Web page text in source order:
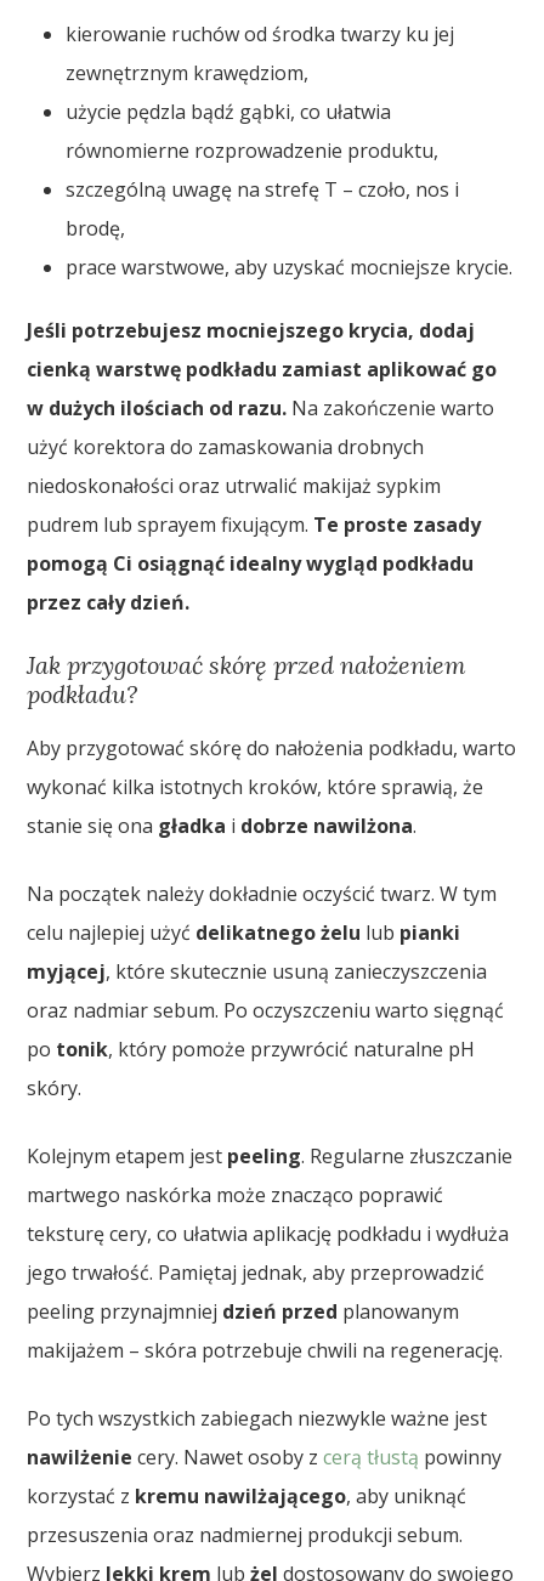
kierowanie ruchów od środka twarzy ku jej
zewnętrznym krawędziom,
użycie pędzla bądź gąbki, co ułatwia
równomierne rozprowadzenie produktu,
szczególną uwagę na strefę T – czoło, nos i
brodę,
prace warstwowe, aby uzyskać mocniejsze krycie.
Jeśli potrzebujesz mocniejszego krycia, dodaj
cienką warstwę podkładu zamiast aplikować go
w dużych ilościach od razu. Na zakończenie warto
użyć korektora do zamaskowania drobnych
niedoskonałości oraz utrwalić makijaż sypkim
pudrem lub sprayem fixującym. Te proste zasady
pomogą Ci osiągnąć idealny wygląd podkładu
przez cały dzień.
Jak przygotować skórę przed nałożeniem
podkładu?
Aby przygotować skórę do nałożenia podkładu, warto
wykonać kilka istotnych kroków, które sprawią, że
stanie się ona gładka i dobrze nawilżona.
Na początek należy dokładnie oczyścić twarz. W tym
celu najlepiej użyć delikatnego żelu lub pianki
myjącej, które skutecznie usuną zanieczyszczenia
oraz nadmiar sebum. Po oczyszczeniu warto sięgnąć
po tonik, który pomoże przywrócić naturalne pH
skóry.
Kolejnym etapem jest peeling. Regularne złuszczanie
martwego naskórka może znacząco poprawić
teksturę cery, co ułatwia aplikację podkładu i wydłuża
jego trwałość. Pamiętaj jednak, aby przeprowadzić
peeling przynajmniej dzień przed planowanym
makijażem – skóra potrzebuje chwili na regenerację.
Po tych wszystkich zabiegach niezwykle ważne jest
nawilżenie cery. Nawet osoby zcerą tłustą powinny
korzystać z kremu nawilżającego, aby uniknąć
przesuszenia oraz nadmiernej produkcji sebum.
Wybierz lekki krem lubżel dostosowany do swojego